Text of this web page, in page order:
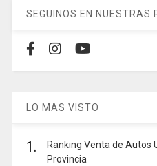
SEGUINOS EN NUESTRAS
LO MAS VISTO
1.
Ranking Venta de Autos
Provincia